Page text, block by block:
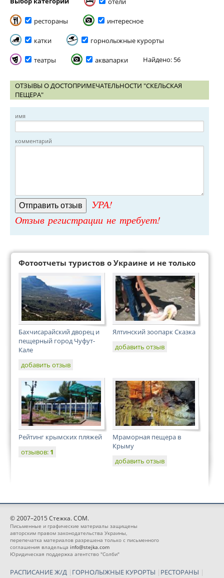
рестораны интересное
катки горнолыжные курорты
театры аквапарки Найдено: 56
ОТЗЫВЫ О ДОСТОПРИМЕЧАТЕЛЬНОСТИ "СКЕЛЬСКАЯ
ПЕЩЕРА"
имя
комментарий
УРА!
Отзыв регистрации не требует!
Фотоотчеты туристов о Украине и не только
Бахчисарайский дворец и
пещерный город Чуфут-
Кале
добавить отзыв
Ялтинский зоопарк Сказка
добавить отзыв
Рейтинг крымских пляжей
отзывов: 1
Мраморная пещера в
Крыму
добавить отзыв
© 2007–2015 Стежка. COM.
Письменные и графические материалы защищены
авторским правом законодательства Украины,
перепечатка материалов разрешена только с письменного
соглашения владельца info@stejka.com
Юридическая поддержка агентство "Солби"
РАСПИСАНИЕ Ж/Д | ГОРНОЛЫЖНЫЕ КУРОРТЫ | РЕСТОРАНЫ |